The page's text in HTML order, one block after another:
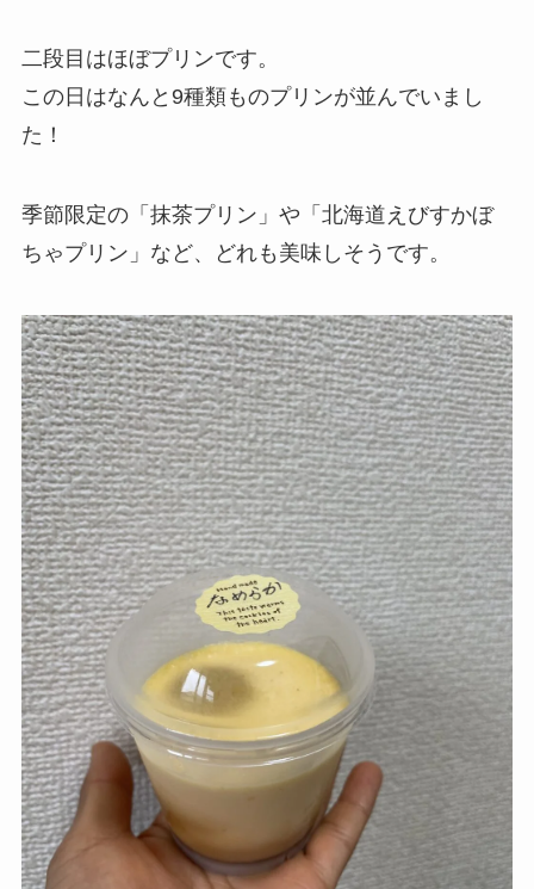
二段目はほぼプリンです。
この日はなんと9種類ものプリンが並んでいまし
た！
季節限定の「抹茶プリン」や「北海道えびすかぼ
ちゃプリン」など、どれも美味しそうです。